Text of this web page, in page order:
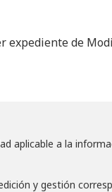
expediente de
aplicable a la
y gestión